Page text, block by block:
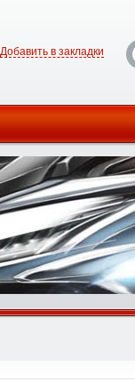
Добавить в закладки